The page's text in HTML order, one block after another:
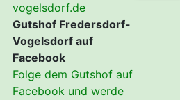
vogelsdorf.de
Gutshof Fredersdorf-
Vogelsdorf auf
Facebook
Folge dem Gutshof auf
Facebook und werde